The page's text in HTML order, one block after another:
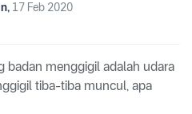
, 17 Feb 2020
badan menggigil adalah udara
tiba-tiba muncul, apa